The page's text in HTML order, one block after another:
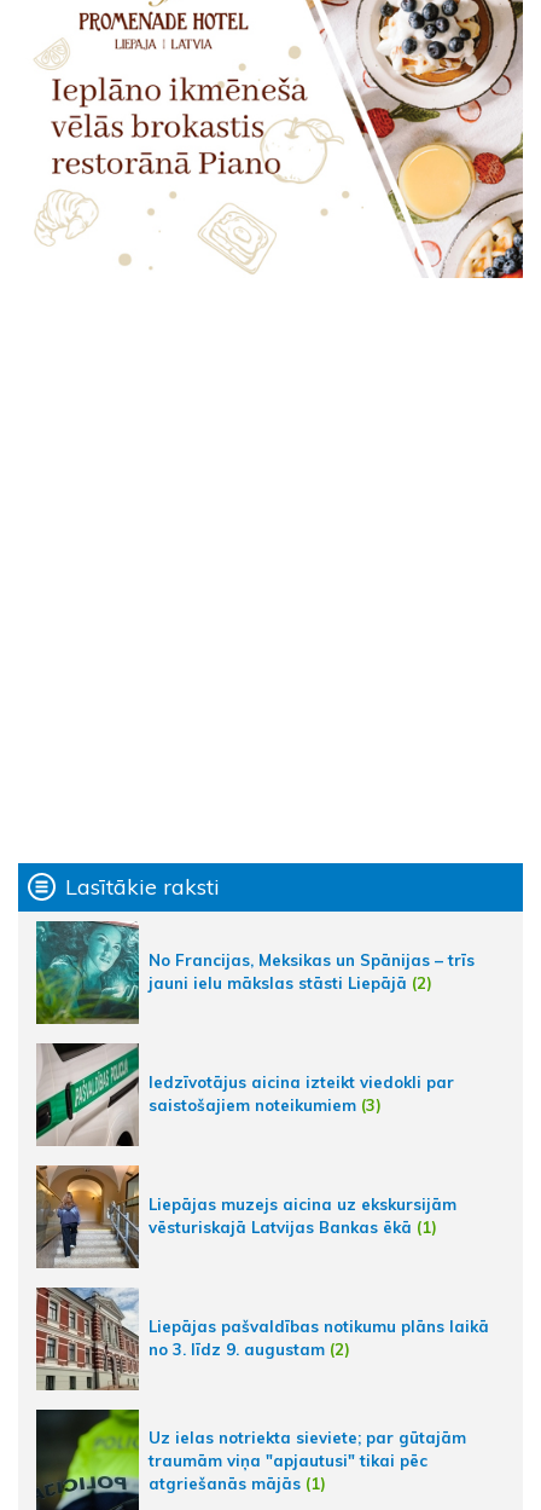
Lasītākie raksti
No Francijas, Meksikas un Spānijas – trīs
jauni ielu mākslas stāsti Liepājā (2)
Iedzīvotājus aicina izteikt viedokli par
saistošajiem noteikumiem (3)
Liepājas muzejs aicina uz ekskursijām
vēsturiskajā Latvijas Bankas ēkā (1)
Liepājas pašvaldības notikumu plāns laikā
no 3. līdz 9. augustam (2)
Uz ielas notriekta sieviete; par gūtajām
traumām viņa "apjautusi" tikai pēc
atgriešanās mājās (1)